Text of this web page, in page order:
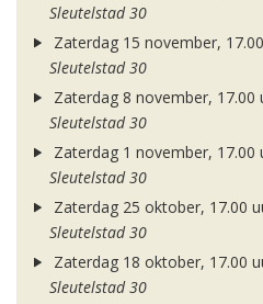
Sleutelstad 30
Zaterdag 15 november,
Sleutelstad 30
Zaterdag 8 november, 17.00
Sleutelstad 30
Zaterdag 1 november, 17.00
Sleutelstad 30
Zaterdag 25 oktober, 17.00
Sleutelstad 30
Zaterdag 18 oktober, 17.00
Sleutelstad 30